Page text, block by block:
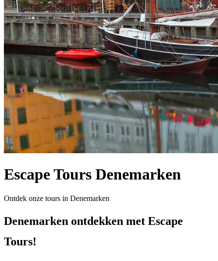
Escape Tours Denemarken
Ontdek onze tours in Denemarken
Denemarken ontdekken met Escape
Tours!